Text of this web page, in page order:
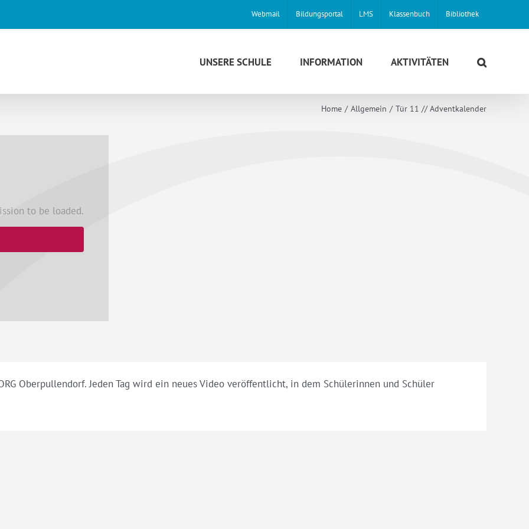
Webmail Bildungsportal LMS Klassenbuch Bibliothek
UNSERE SCHULE INFORMATION AKTIVITÄTEN
Home Allgemein Tür 11 // Adventkalender
to be loaded.
Oberpullendorf. Jeden Tag wird ein neues Video veröffentlicht, in dem Schülerinnen und Schüler